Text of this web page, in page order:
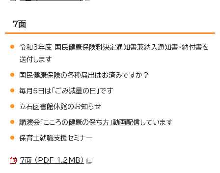
7面
令和3年度 国民健康保険料決定通知書兼納入通知書・納付書を
送付します
国民健康保険の各種届出はお済みですか？
毎月5日は「ごみ減量の日」です
立石図書館休館のお知らせ
講演会「こころの健康の保ち方」動画配信しています
保育士就職支援セミナー
7面 （PDF 1.2MB）